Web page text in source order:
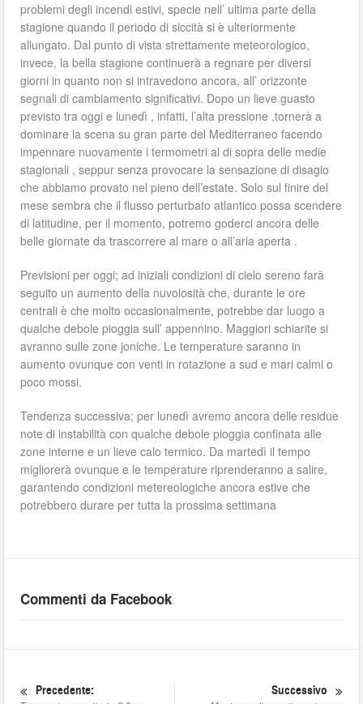
problemi degli incendi estivi, specie nell’ ultima parte della
stagione quando il periodo di siccità si è ulteriormente
allungato. Dal punto di vista strettamente meteorologico,
invece, la bella stagione continuerà a regnare per diversi
giorni in quanto non si intravedono ancora, all’ orizzonte
segnali di cambiamento significativi. Dopo un lieve guasto
previsto tra oggi e lunedì , infatti, l’alta pressione ,tornerà a
dominare la scena su gran parte del Mediterraneo facendo
impennare nuovamente i termometri al di sopra delle medie
stagionali , seppur senza provocare la sensazione di disagio
che abbiamo provato nel pieno dell’estate. Solo sul finire del
mese sembra che il flusso perturbato atlantico possa scendere
di latitudine, per il momento, potremo goderci ancora delle
belle giornate da trascorrere al mare o all’aria aperta .
Previsioni per oggi; ad iniziali condizioni di cielo sereno farà
seguito un aumento della nuvolosità che, durante le ore
centrali è che molto occasionalmente, potrebbe dar luogo a
qualche debole pioggia sull’ appennino. Maggiori schiarite si
avranno sulle zone joniche. Le temperature saranno in
aumento ovunque con venti in rotazione a sud e mari calmi o
poco mossi.
Tendenza successiva; per lunedì avremo ancora delle residue
note di instabilità con qualche debole pioggia confinata alle
zone interne e un lieve calo termico. Da martedì il tempo
migliorerà ovunque e le temperature riprenderanno a salire,
garantendo condizioni metereologiche ancora estive che
potrebbero durare per tutta la prossima settimana
Commenti da Facebook
Precedente: Successivo